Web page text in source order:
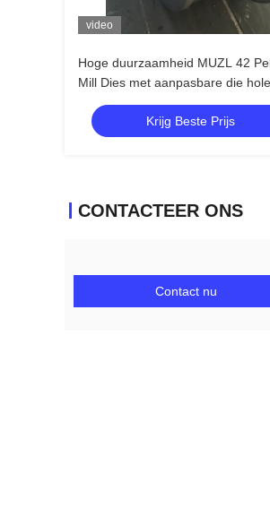
video
Hoge duurzaamheid MUZL 42
Mill Dies met aanpasbare die hole
configuraties
Krijg Beste Prijs
CONTACTEER ONS
Contact nu